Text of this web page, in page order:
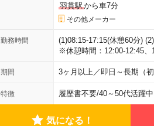
羽貫駅から車7分
その他メーカー
勤務時間
(1)08:15-17:15(休憩60分)
※休憩時間：12:00-12:45、
期間 3ヶ月以上／即日～長期（
特徴 履歴書不要/40～50代活躍中
気になる！